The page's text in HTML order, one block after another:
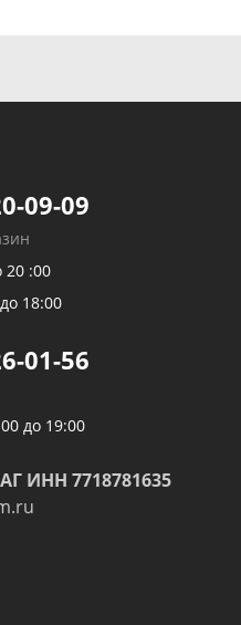
09-09
20 :00
18:00
01-56
до 19:00
ИНН 7718781635